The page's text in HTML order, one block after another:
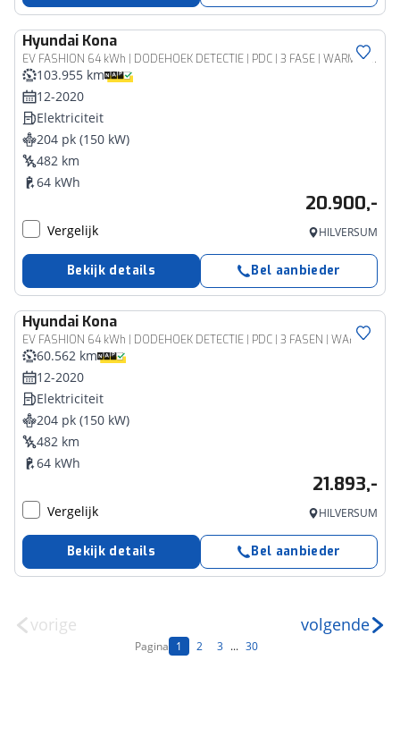
Hyundai Kona
EV FASHION 64 kWh | DODEHOEK DETECTIE | PDC | 3 FASE | WARMTEPOMP | CAMERA | CLIMA | CRUISE ADAPT. | NAVI | PRIVACY GLASS | DAKRAILING | APPLE CAR PLAY & ADROID AUTO |
103.955 km
12-2020
Elektriciteit
204 pk (150 kW)
482 km
64 kWh
20.900,-
Vergelijk HILVERSUM
Bekijk details Bel aanbieder
Hyundai Kona
EV FASHION 64 kWh | DODEHOEK DETECTIE | PDC | 3 FASEN | WARMTEPOMP | CAMERA | CLIMA | CRUISE ADAPT. | NAVI | PRIVACY GLASS | DAKRAILING | APPLE CAR PLAY & ADROID AUTO |
60.562 km
12-2020
Elektriciteit
204 pk (150 kW)
482 km
64 kWh
21.893,-
Vergelijk HILVERSUM
Bekijk details Bel aanbieder
vorige
Pagina 1 2 3 ... 30
volgende